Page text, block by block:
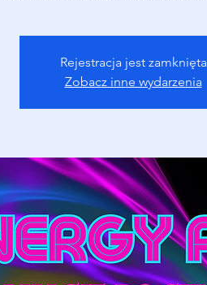
Rejestracja jest zamknięta
Zobacz inne wydarzenia